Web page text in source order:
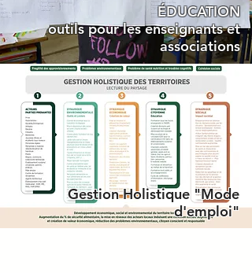
ÉDUCATION
outils pour les enseignants et
associations
Gestion Holistique "Mode
d'emploi"